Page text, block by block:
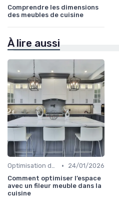
Comprendre les dimensions
des meubles de cuisine
À lire aussi
Optimisation de l'Espace •
24/01/2026
Comment optimiser l’espace
avec un fileur meuble dans la
cuisine